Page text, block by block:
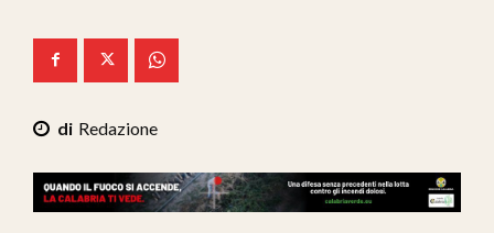
Mix ZoneRedazione